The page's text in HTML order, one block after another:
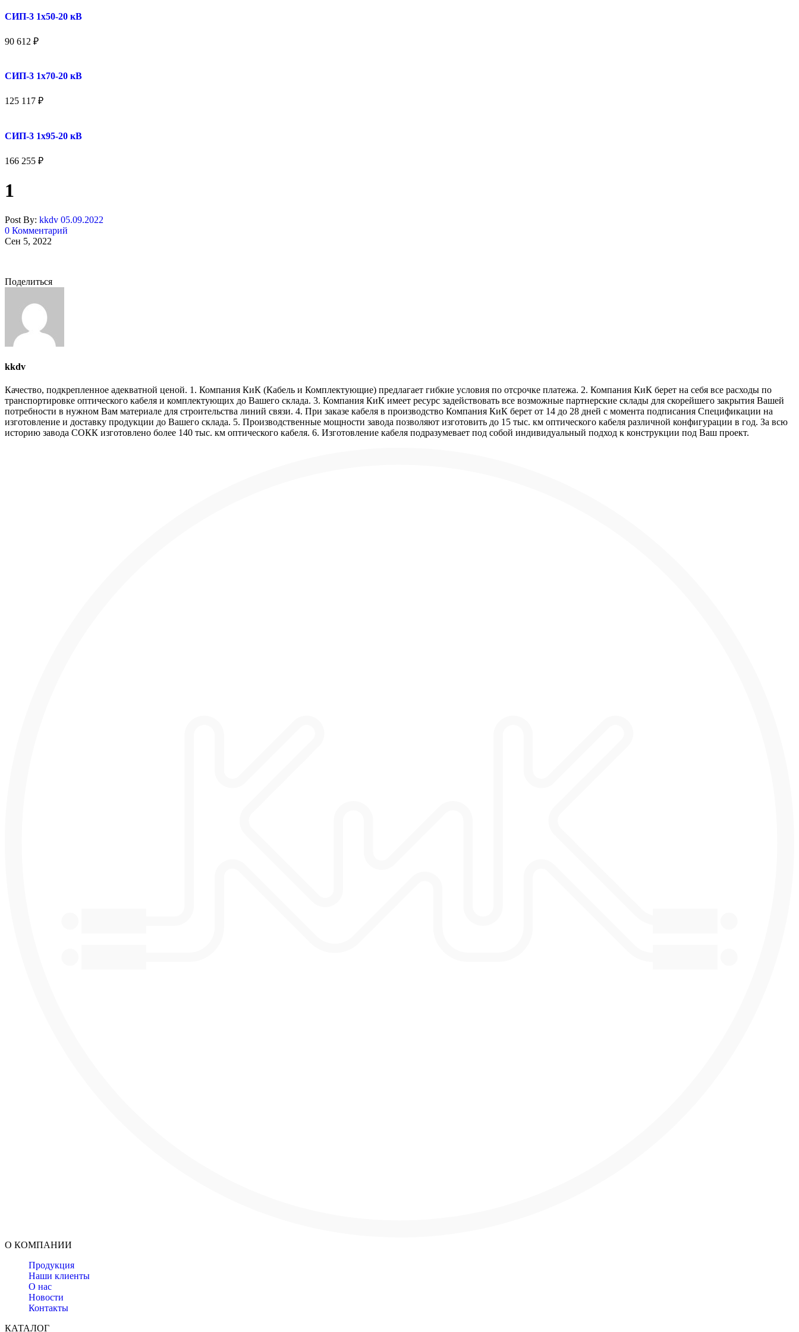
СИП-3 1x50-20 кВ
90 612 ₽
СИП-3 1x70-20 кВ
125 117 ₽
СИП-3 1x95-20 кВ
166 255 ₽
1
Post By: kkdv 05.09.2022
0 Комментарий
Сен 5, 2022
Поделиться
kkdv
Качество, подкрепленное адекватной ценой. 1. Компания КиК (Кабель и Комплектующие) предлагает гибкие условия по отсрочке платежа. 2. Компания КиК берет на себя все расходы по
транспортировке оптического кабеля и комплектующих до Вашего склада. 3. Компания КиК имеет ресурс задействовать все возможные партнерские склады для скорейшего закрытия Вашей
потребности в нужном Вам материале для строительства линий связи. 4. При заказе кабеля в производство Компания КиК берет от 14 до 28 дней с момента подписания Спецификации на
изготовление и доставку продукции до Вашего склада. 5. Производственные мощности завода позволяют изготовить до 15 тыс. км оптического кабеля различной конфигурации в год. За всю
историю завода СОКК изготовлено более 140 тыс. км оптического кабеля. 6. Изготовление кабеля подразумевает под собой индивидуальный подход к конструкции под Ваш проект.
О КОМПАНИИ
Продукция
Наши клиенты
О нас
Новости
Контакты
КАТАЛОГ